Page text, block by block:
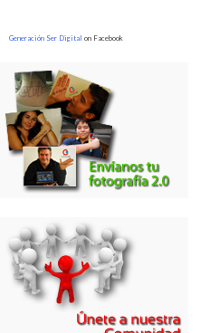
Generación Ser Digital on Facebook